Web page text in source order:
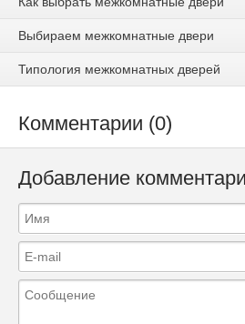
Выбираем межкомнатные двери
Типология межкомнатных дверей
Комментарии (0)
Добавление